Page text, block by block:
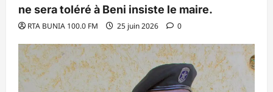
ne sera toléré à Beni insiste le maire.
RTA BUNIA 100.0 FM 25 juin 2026 0